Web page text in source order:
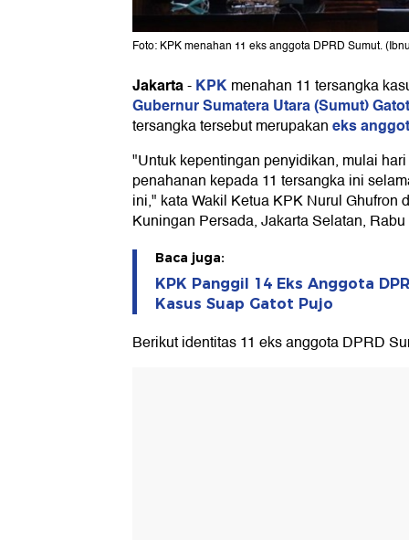
Foto: KPK menahan 11 eks anggota DPRD Sumut.
Jakarta-KPKmenahan 11 tersangka
Gubernur Sumatera Utara (Sumut)
tersangka tersebut merupakaneks
"Untuk kepentingan penyidikan, mulai
penahanan kepada 11 tersangka ini
ini," kata Wakil Ketua KPK Nurul Ghufron
Kuningan Persada, Jakarta Selatan,
Baca juga:
KPK Panggil 14 Eks Anggota
Kasus Suap Gatot Pujo
Berikut identitas 11 eks anggota DPRD